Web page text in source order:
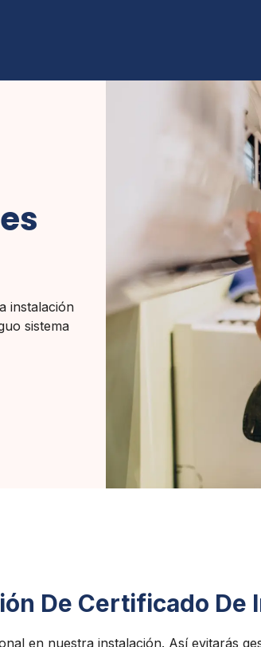
instalación
sistema
De Certificado De
en nuestra instalación. Así evitarás